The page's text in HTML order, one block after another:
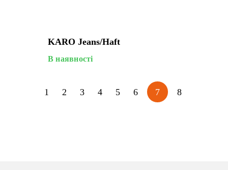
KARO Jeans/haft
В наявності
1 2 3 4 5 6 7 8